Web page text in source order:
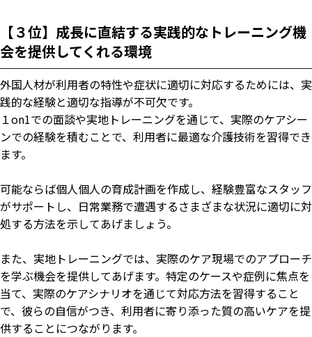
【３位】成長に直結する実践的なトレーニング機
会を提供してくれる環境
外国人材が利用者の特性や症状に適切に対応するためには、実
践的な経験と適切な指導が不可欠です。
１on1での面談や実地トレーニングを通じて、実際のケアシー
ンでの経験を積むことで、利用者に最適な介護技術を習得でき
ます。
可能ならば個人個人の育成計画を作成し、経験豊富なスタッフ
がサポートし、日常業務で遭遇するさまざまな状況に適切に対
処する方法を示してあげましょう。
また、実地トレーニングでは、実際のケア現場でのアプローチ
を学ぶ機会を提供してあげます。特定のケースや症例に焦点を
当て、実際のケアシナリオを通じて対応方法を習得すること
で、彼らの自信がつき、利用者に寄り添った質の高いケアを提
供することにつながります。